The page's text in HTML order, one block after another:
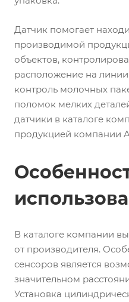
Датчик помогает
производимой
объектов,
расположение на
контроль молочных
поломок мелких
датчики в каталоге
продукцией компании
В каталоге компании
от производителя.
сенсоров является
значительном
Установка